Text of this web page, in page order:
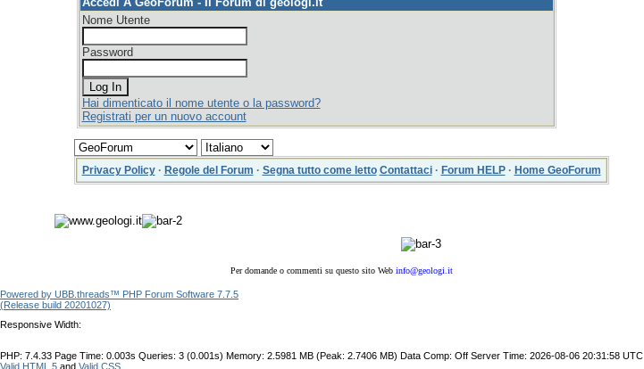
Nome Utente
Password
Hai dimenticato il nome utente o la password?
Registrati per un nuovo account
Privacy Policy· Regole del Forum · Segna tutto come letto Contattaci· Forum HELP· Home GeoForum
Per domande o commenti su questo sito Web info@geologi.it
Powered by UBB.threads™ PHP Forum Software 7.7.5
(Release build 20201027)
Responsive Width:
PHP: 7.4.33 Page Time: 0.003s Queries: 3 (0.001s) Memory: 2.5981 MB (Peak: 2.7406 MB) Data Comp: Off Server Time: 2026-08-06 20:31:58 UTC
Valid HTML 5 and Valid CSS